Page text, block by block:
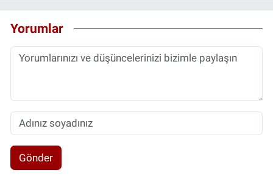
Yorumlar
Gönder